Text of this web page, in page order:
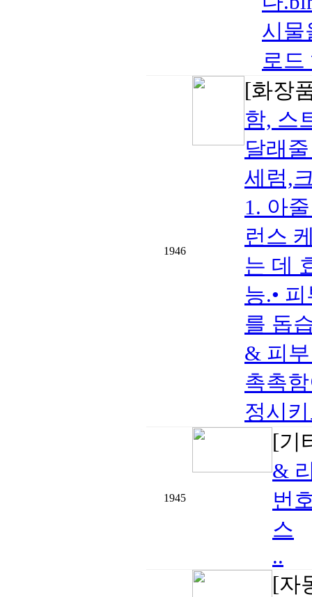
시물
로드
1946
[화장
함, 스
달래
세럼,
1. 아
런스
는 데
능.•
를 돕
& 피
촉촉
정시
1945
[기
&
번
스
..
[자